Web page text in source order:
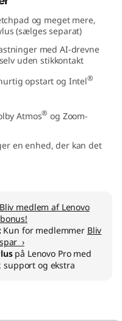
og meget mere,
(sælges separat)
med AI-drevne
uden stikkontakt
opstart og Intel®
Atmos® og Zoom-
en enhed, der kan det
Bliv medlem af Lenovo
Kun for medlemmer Bliv
›
på Lenovo Pro med
support og ekstra